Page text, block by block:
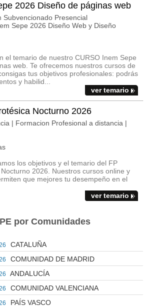
2026 Diseño de páginas web
Subvencionado Presencial
Sepe 2026 Diseño Web y Diseño
el temario de nuestro CURSO Inem Sepe
web. Te ofrecemos nuestros cursos de
tus objetivos profesionales: podrás
y habilid...
ver temario
Nocturno 2026
| Formacion Profesional a distancia |
los objetivos y el temario del FP
2026. Nuestros cursos online y
que mejores tu desempeño en el
ver temario
por Comunidades
CATALUÑA
COMUNIDAD DE MADRID
ANDALUCÍA
COMUNIDAD VALENCIANA
PAÍS VASCO